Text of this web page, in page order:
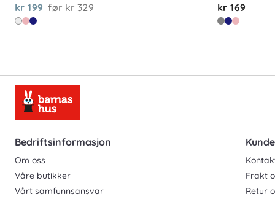
kr 199 før kr 329
kr 169
Bedriftsinformasjon
Om oss
Våre butikker
Vårt samfunnsansvar
Frakt
Retur